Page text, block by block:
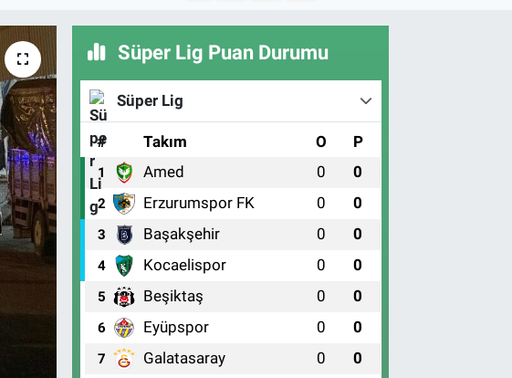
Süper Lig Puan Durumu
Süper Lig
# Takım O P
1 Amed 0 0
2 Erzurumspor FK 0 0
3 Başakşehir 0 0
4 Kocaelispor 0 0
5 Beşiktaş 0 0
6 Eyüpspor 0 0
7 Galatasaray 0 0